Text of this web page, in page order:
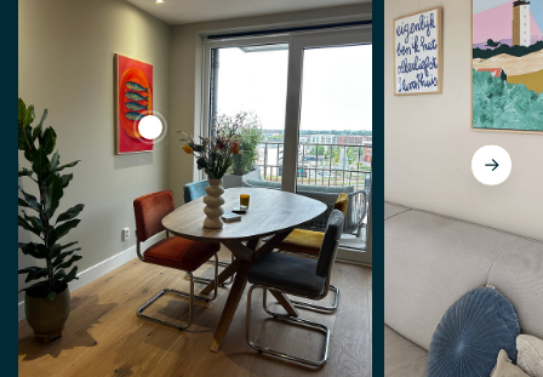
View Popart mit Sardinen von But First